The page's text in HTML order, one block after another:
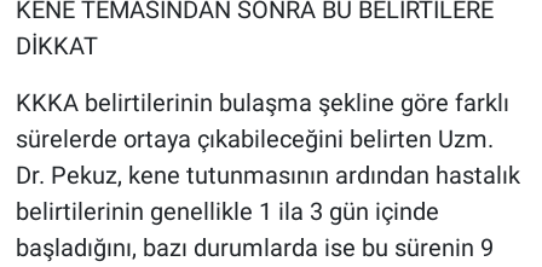
KENE TEMASINDAN SONRA BU BELİRTİLERE
DİKKAT
KKKA belirtilerinin bulaşma şekline göre farklı
sürelerde ortaya çıkabileceğini belirten Uzm.
Dr. Pekuz, kene tutunmasının ardından hastalık
belirtilerinin genellikle 1 ila 3 gün içinde
başladığını, bazı durumlarda ise bu sürenin 9
Teknoloji
Türkiye'nin Geleceği
Türkiye'nin Gündemi